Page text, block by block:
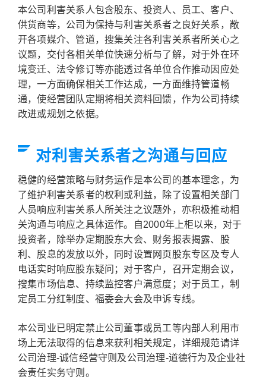
本公司利害关系人包含股东、投资人、员工、客户、
供货商等，公司为保持与利害关系者之良好关系，敞
开各项媒介、管道，搜集关注各利害关系者所关心之
议题，交付各相关单位快速分析与了解，对于外在环
境变迁、法令修订等亦能透过各单位合作推动因应处
理，一方面确保相关工作达成，一方面维持管道畅
通，使经营团队定期将相关资料回馈，作为公司持续
改进或规划之依据。
对利害关系者之沟通与回应
稳健的经营策略与财务运作是本公司的基本理念，为
了维护利害关系者的权利或利益，除了设置相关部门
人员响应利害关系人所关注之议题外，亦积极推动相
关沟通与响应之具体运作。自2000年上柜以来，对于
投资者，除举办定期股东大会、财务报表揭露、股
利、股息的发放以外，同时设置网页股东专区及专人
电话实时响应股东疑问；对于客户，召开定期会议，
搜集市场信息、持续监控客户满意度；对于员工，制
定员工分红制度、福委会大会及申诉专线。
本公司业已明定禁止公司董事或员工等内部人利用市
场上无法取得的信息来获利相关规定，详细规范请详
公司治理-诚信经营守则及公司治理-道德行为及企业社
会责任实务守则。